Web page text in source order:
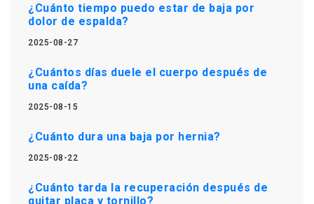
¿Cuánto tiempo puedo estar de baja por
dolor de espalda?
2025-08-27
¿Cuántos días duele el cuerpo después de
una caída?
2025-08-15
¿Cuánto dura una baja por hernia?
2025-08-22
¿Cuánto tarda la recuperación después de
quitar placa y tornillo?